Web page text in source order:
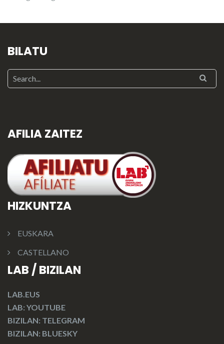
BILATU
AFILIA ZAITEZ
HIZKUNTZA
EUSKARA
CASTELLANO
LAB / BIZILAN
LAB.EUS
LAB: YOUTUBE
BIZILAN: TELEGRAM
BIZILAN: BLUESKY